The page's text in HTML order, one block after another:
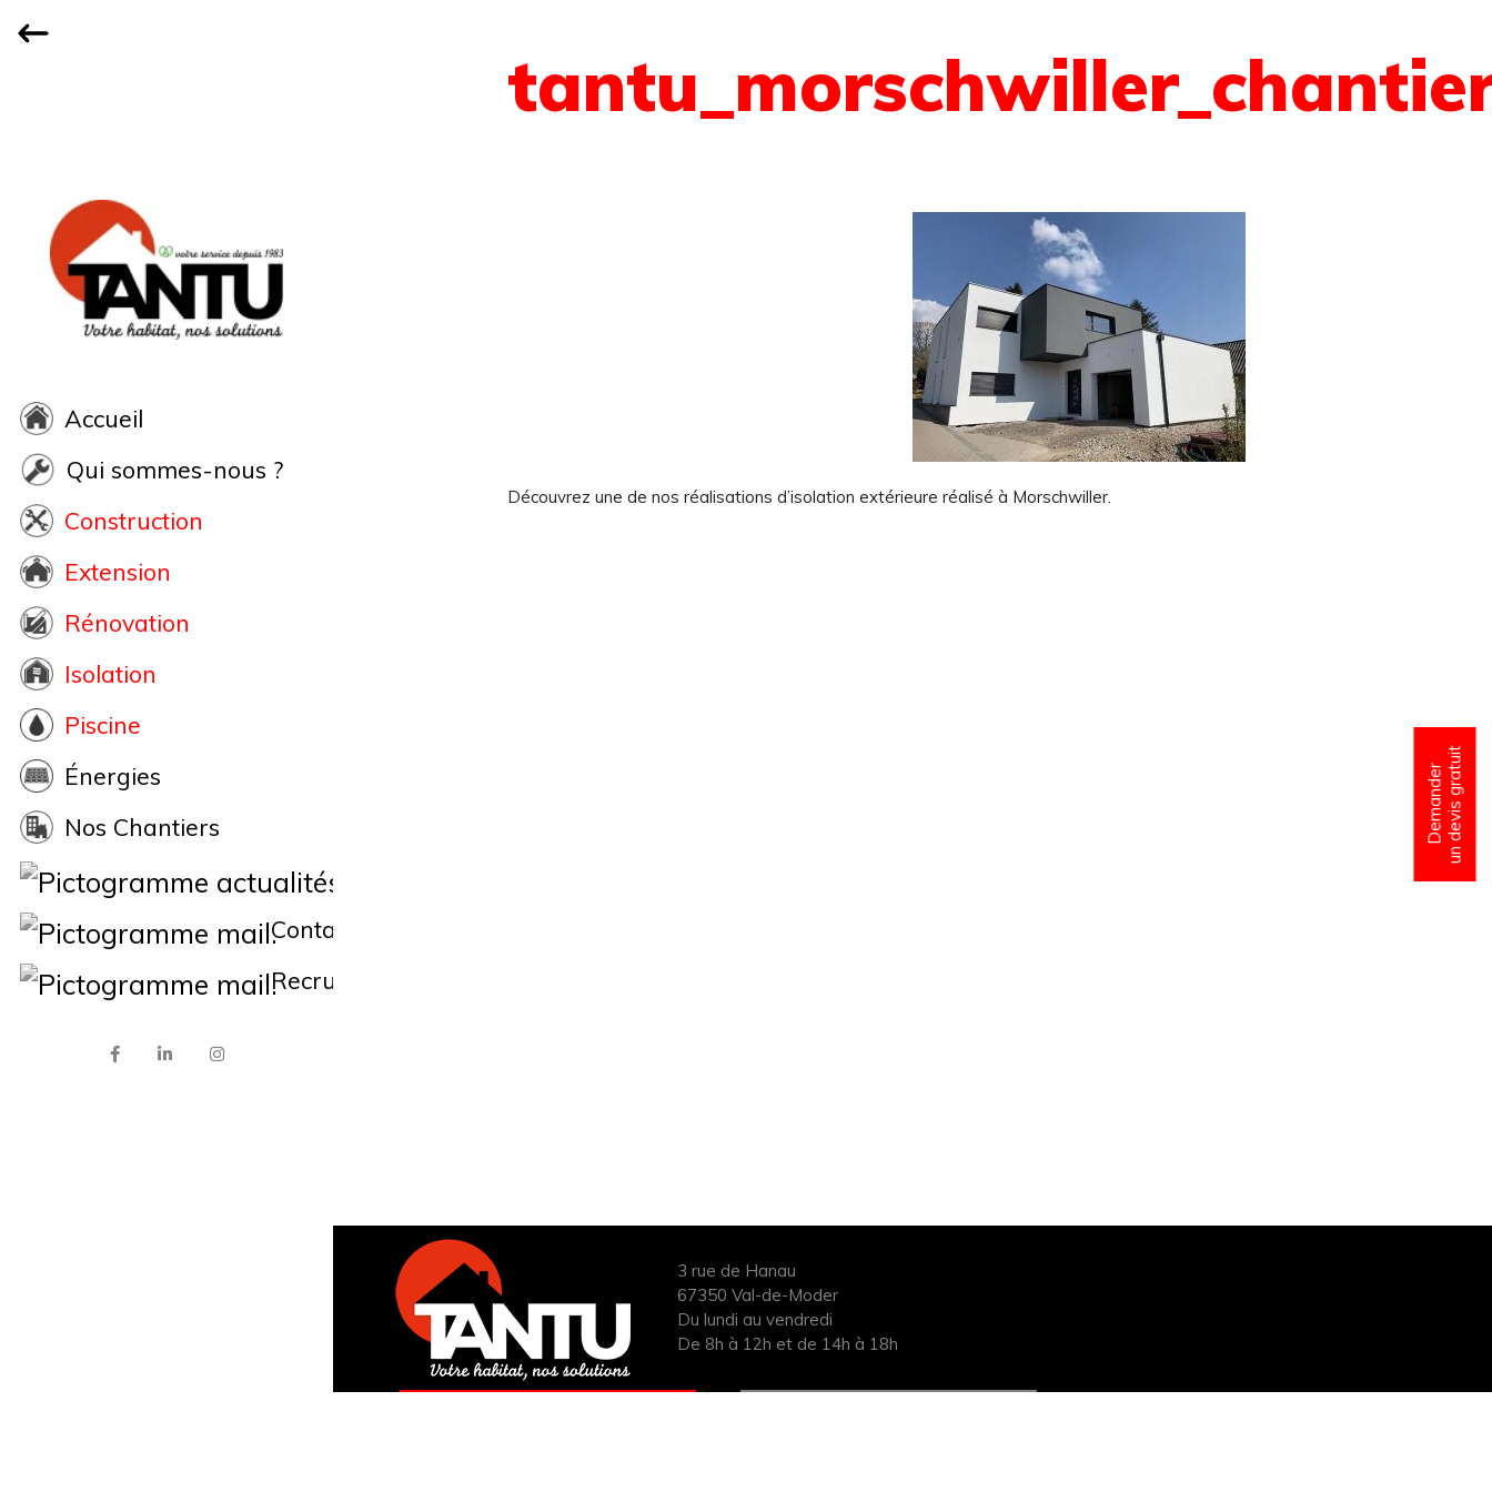
Demanderun devis gratuit
Accueil
Qui sommes-nous ?
Construction
Extension
Rénovation
Isolation
Piscine
Énergies
Nos Chantiers
Contact
Recrutement
Découvrez une de nos réalisations d’isolation extérieure réalisé à Morschwiller.
3 rue de Hanau
67350 Val-de-Moder
Du lundi au vendredi
De 8h à 12h et de 14h à 18h